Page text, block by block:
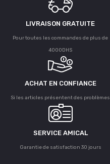
LIVRAISON GRATUITE
Pour toutes les commandes de plus de
4000DHS
ACHAT EN CONFIANCE
Si les articles présentent des problèmes
SERVICE AMICAL
Garantie de satisfaction 30 jours